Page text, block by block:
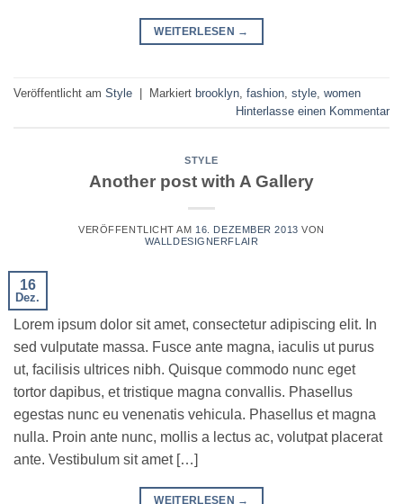
WEITERLESEN →
Veröffentlicht am Style | Markiert brooklyn fashion style women
Hinterlasse einen Kommentar
STYLE
Another post with A Gallery
VERÖFFENTLICHT AM 16. DEZEMBER 2013 VON
WALLDESIGNERFLAIR
16
Dez.
Lorem ipsum dolor sit amet, consectetur adipiscing elit. In
sed vulputate massa. Fusce ante magna, iaculis ut purus
ut, facilisis ultrices nibh. Quisque commodo nunc eget
tortor dapibus, et tristique magna convallis. Phasellus
egestas nunc eu venenatis vehicula. Phasellus et magna
nulla. Proin ante nunc, mollis a lectus ac, volutpat placerat
ante. Vestibulum sit amet […]
WEITERLESEN →